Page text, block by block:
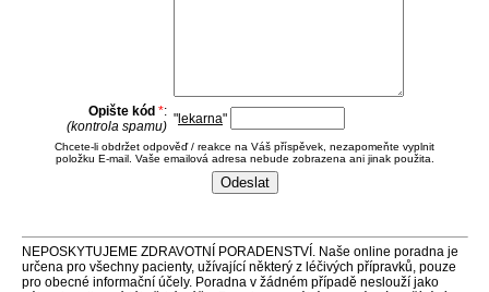
Opište kód *:
(kontrola spamu) " lekarna"
Chcete-li obdržet odpověď / reakce na Váš příspěvek, nezapomeňte vyplnit
položku E-mail. Vaše emailová adresa nebude zobrazena ani jinak použita.
NEPOSKYTUJEME ZDRAVOTNÍ PORADENSTVÍ. Naše online poradna je
určena pro všechny pacienty, užívající některý z léčivých přípravků, pouze
pro obecné informační účely. Poradna v žádném případě neslouží jako